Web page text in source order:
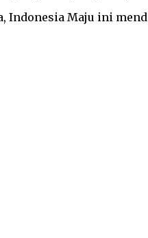
Indonesia Maju ini